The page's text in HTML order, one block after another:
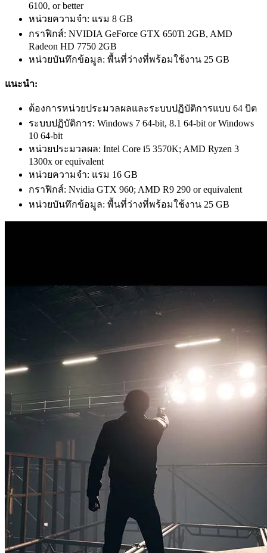
6100, or better
หน่วยความจำ: แรม 8 GB
กราฟิกส์: NVIDIA GeForce GTX 650Ti 2GB, AMD
Radeon HD 7750 2GB
หน่วยบันทึกข้อมูล: พื้นที่ว่างที่พร้อมใช้งาน 25 GB
แนะนำ:
ต้องการหน่วยประมวลผลและระบบปฏิบัติการแบบ 64 บิต
ระบบปฏิบัติการ: Windows 7 64-bit, 8.1 64-bit or Windows
10 64-bit
หน่วยประมวลผล: Intel Core i5 3570K; AMD Ryzen 3
1300x or equivalent
หน่วยความจำ: แรม 16 GB
กราฟิกส์: Nvidia GTX 960; AMD R9 290 or equivalent
หน่วยบันทึกข้อมูล: พื้นที่ว่างที่พร้อมใช้งาน 25 GB